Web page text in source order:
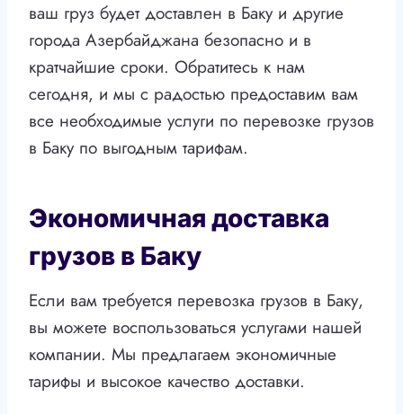
ваш груз будет доставлен в Баку и другие
города Азербайджана безопасно и в
кратчайшие сроки. Обратитесь к нам
сегодня, и мы с радостью предоставим вам
все необходимые услуги по перевозке грузов
в Баку по выгодным тарифам.
Экономичная доставка
грузов в Баку
Если вам требуется перевозка грузов в Баку,
вы можете воспользоваться услугами нашей
компании. Мы предлагаем экономичные
тарифы и высокое качество доставки.